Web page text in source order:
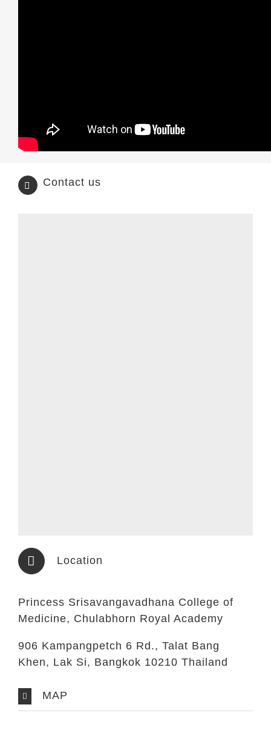
Contact us
Location
Princess Srisavangavadhana College of
Medicine, Chulabhorn Royal Academy
906 Kampangpetch 6 Rd., Talat Bang
Khen, Lak Si, Bangkok 10210 Thailand
MAP